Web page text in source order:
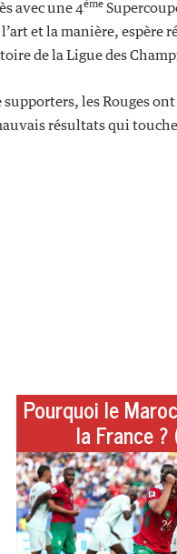
avec une 4ème
et la manière,
de la Ligue des
les Rouges
résultats qui
Pourquoi le
la France ?